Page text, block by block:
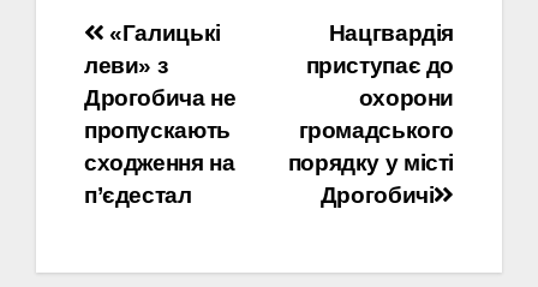
Навігація
записів
Нацгвардія
приступає до
охорони
громадського
порядку у місті
Дрогобичі
«Галицькі
леви» з
Дрогобича не
пропускають
сходження на
п’єдестал